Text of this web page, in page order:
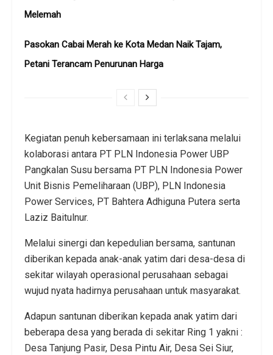
Melemah
Pasokan Cabai Merah ke Kota Medan Naik Tajam,
Petani Terancam Penurunan Harga
Kegiatan penuh kebersamaan ini terlaksana melalui
kolaborasi antara PT PLN Indonesia Power UBP
Pangkalan Susu bersama PT PLN Indonesia Power
Unit Bisnis Pemeliharaan (UBP), PLN Indonesia
Power Services, PT Bahtera Adhiguna Putera serta
Laziz Baitulnur.
Melalui sinergi dan kepedulian bersama, santunan
diberikan kepada anak-anak yatim dari desa-desa di
sekitar wilayah operasional perusahaan sebagai
wujud nyata hadirnya perusahaan untuk masyarakat.
Adapun santunan diberikan kepada anak yatim dari
beberapa desa yang berada di sekitar Ring 1 yakni :
Desa Tanjung Pasir, Desa Pintu Air, Desa Sei Siur,